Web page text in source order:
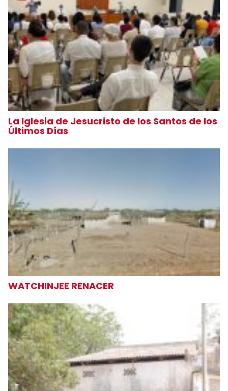
La Iglesia de Jesucristo de los Santos de los
Últimos Días
WATCHINJEE RENACER